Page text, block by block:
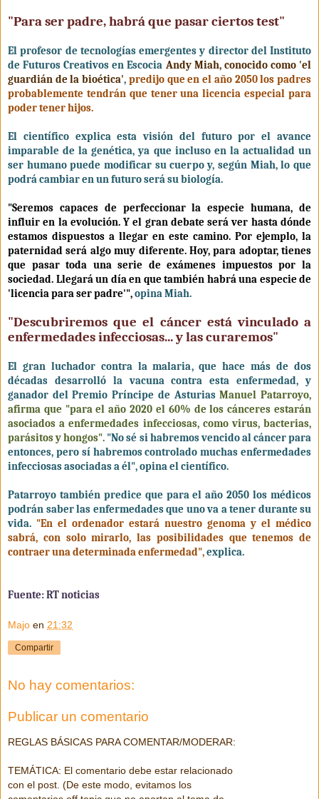
"Para ser padre, habrá que pasar ciertos test"
El profesor de tecnologías emergentes y director del Instituto
de Futuros Creativos en Escocia Andy Miah, conocido como 'el
guardián de la bioética', predijo que en el año 2050 los padres
probablemente tendrán que tener una licencia especial para
poder tener hijos.
El científico explica esta visión del futuro por el avance
imparable de la genética, ya que incluso en la actualidad un
ser humano puede modificar su cuerpo y, según Miah, lo que
podrá cambiar en un futuro será su biología.
"Seremos capaces de perfeccionar la especie humana, de
influir en la evolución. Y el gran debate será ver hasta dónde
estamos dispuestos a llegar en este camino. Por ejemplo, la
paternidad será algo muy diferente. Hoy, para adoptar, tienes
que pasar toda una serie de exámenes impuestos por la
sociedad. Llegará un día en que también habrá una especie de
'licencia para ser padre'",opina Miah.
"Descubriremos que el cáncer está vinculado a
enfermedades infecciosas... y las curaremos"
El gran luchador contra la malaria, que hace más de dos
décadas desarrolló la vacuna contra esta enfermedad, y
ganador del Premio Príncipe de AsturiasManuel Patarroyo,
afirma que "para el año 2020 el 60% de los cánceres estarán
asociados a enfermedades infecciosas, como virus, bacterias,
parásitos y hongos". "No sé si habremos vencido al cáncer para
entonces, pero sí habremos controlado muchas enfermedades
infecciosas asociadas a él", opina el científico.
Patarroyo también predice que para el año 2050 los médicos
podrán saber las enfermedades que uno va a tener durante su
vida. "En el ordenador estará nuestro genoma y el médico
sabrá, con solo mirarlo, las posibilidades que tenemos de
contraer una determinada enfermedad",explica.
Fuente: RT noticias
Majo en 21:32
Compartir
No hay comentarios:
Publicar un comentario
REGLAS BÁSICAS PARA COMENTAR/MODERAR:
TEMÁTICA: El comentario debe estar relacionado
con el post. (De este modo, evitamos los